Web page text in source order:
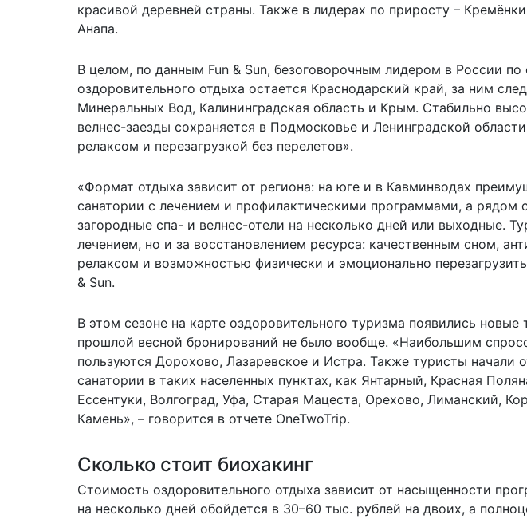
красивой деревней страны. Также в лидерах по приросту –
Анапа.
В целом, по данным Fun & Sun, безоговорочным лидером в России
оздоровительного отдыха остается Краснодарский край, за ним
Минеральных Вод, Калининградская область и Крым. Стабильно
велнес-заезды сохраняется в Подмосковье и Ленинградской
релаксом и перезагрузкой без перелетов».
«Формат отдыха зависит от региона: на юге и в Кавминводах
санатории с лечением и профилактическими программами, а рядом
загородные спа- и велнес-отели на несколько дней или выходные.
лечением, но и за восстановлением ресурса: качественным сном,
релаксом и возможностью физически и эмоционально
& Sun.
В этом сезоне на карте оздоровительного туризма появились
прошлой весной бронирований не было вообще. «Наибольшим
пользуются Дорохово, Лазаревское и Истра. Также туристы начали
санатории в таких населенных пунктах, как Янтарный, Красная
Ессентуки, Волгоград, Уфа, Старая Мацеста, Орехово, Лиманский,
Камень», – говорится в отчете OneTwoTrip.
Сколько стоит биохакинг
Стоимость оздоровительного отдыха зависит от насыщенности
на несколько дней обойдется в 30–60 тыс. рублей на двоих, а